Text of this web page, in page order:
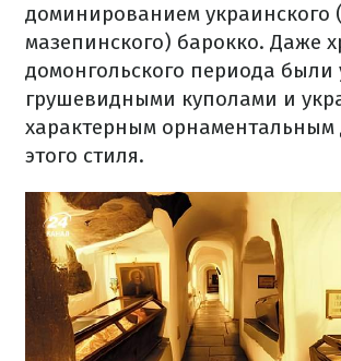
доминированием украинского
мазепинского) барокко. Даже
домонгольского периода были
грушевидными куполами и
характерным орнаментальным
этого стиля.